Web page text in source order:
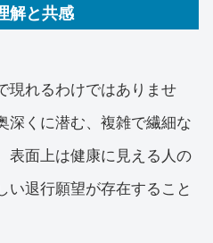
解と共感
現れるわけではありませ
深くに潜む、複雑で繊細な
表面上は健康に見える人の
い退行願望が存在すること